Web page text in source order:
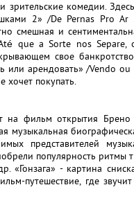
зрительские комедии.
2» /De Pernas Pro
смешная и
que a Sorte nos Separe,
свое
или арендовать» /Vendo
хочет покупать.
на фильм открытия Брено
музыкальная
представителей
популярность
«Гонзага» - картина
путешествие, где